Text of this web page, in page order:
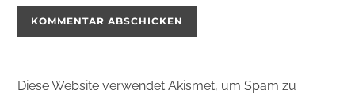
Diese Website verwendet Akismet, um Spam zu